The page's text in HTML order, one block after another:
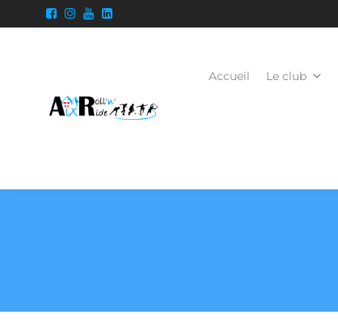
Accueil Le club